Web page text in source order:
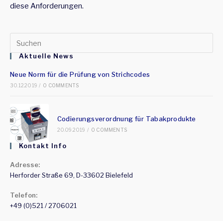
diese Anforderungen.
Aktuelle News
Neue Norm für die Prüfung von Strichcodes
30.12.2019 / 0 COMMENTS
Codierungsverordnung für Tabakprodukte
20.09.2019 / 0 COMMENTS
Kontakt Info
Adresse:
Herforder Straße 69, D-33602 Bielefeld
Telefon:
+49 (0)521 / 2706021